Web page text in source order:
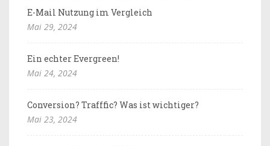
E-Mail Nutzung im Vergleich
Mai 29, 2024
Ein echter Evergreen!
Mai 24, 2024
Conversion? Trafffic? Was ist wichtiger?
Mai 23, 2024